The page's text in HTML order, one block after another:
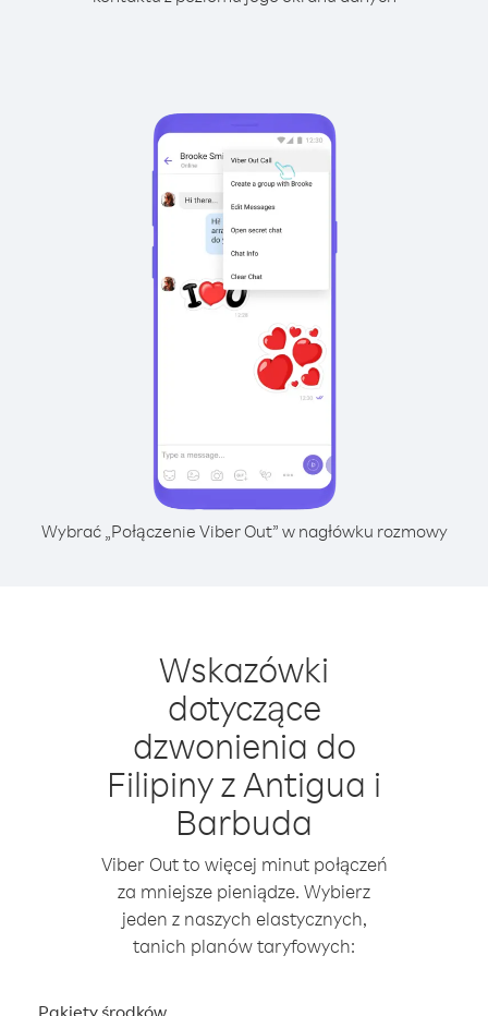
Wybrać „Połączenie Viber Out” w nagłówku rozmowy
Wskazówki
dotyczące
dzwonienia do
Filipiny z Antigua i
Barbuda
Viber Out to więcej minut połączeń
za mniejsze pieniądze. Wybierz
jeden z naszych elastycznych,
tanich planów taryfowych:
Pakiety środków